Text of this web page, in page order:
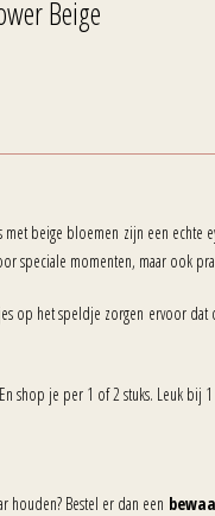
Beige
met beige bloemen zijn een echte
speciale momenten, maar ook
op het speldje zorgen ervoor
shop je per 1 of 2 stuks. Leuk bij
houden? Bestel er dan een